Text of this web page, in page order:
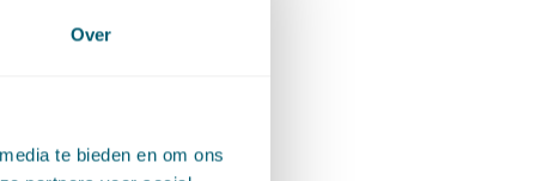
Over
te bieden en om ons